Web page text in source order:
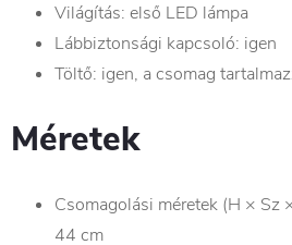
Világítás: első LED lámpa
Lábbiztonsági kapcsoló: igen
Töltő: igen, a csomag
Méretek
Csomagolási méretek (H ×
44 cm